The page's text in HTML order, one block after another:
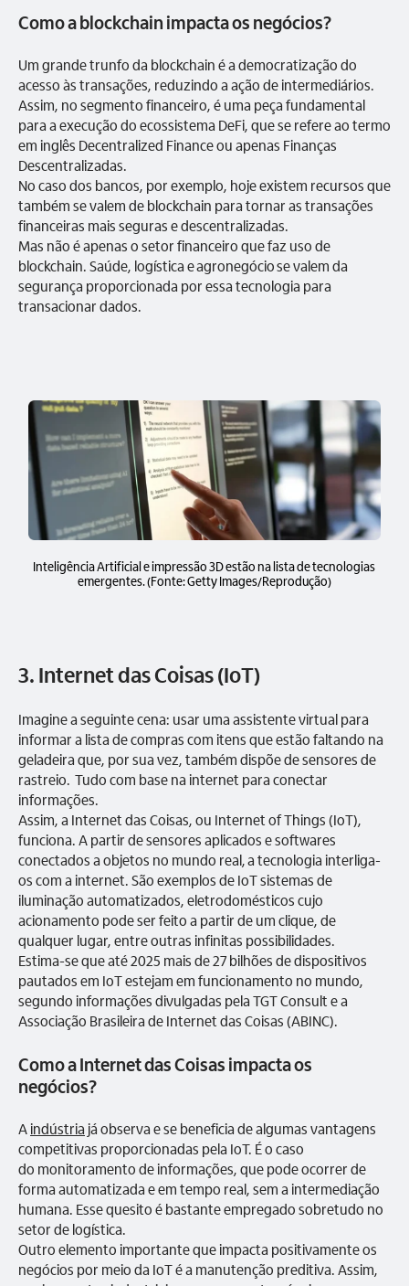
Como a blockchain impacta os negócios?
Um grande trunfo da blockchain é a democratização do
acesso às transações, reduzindo a ação de intermediários.
Assim, no segmento financeiro, é uma peça fundamental
para a execução do ecossistema DeFi, que se refere ao termo
em inglês Decentralized Finance ou apenas Finanças
Descentralizadas.
No caso dos bancos, por exemplo, hoje existem recursos que
também se valem de blockchain para tornar as transações
financeiras mais seguras e descentralizadas.
Mas não é apenas o setor financeiro que faz uso de
blockchain. Saúde, logística e agronegócio se valem da
segurança proporcionada por essa tecnologia para
transacionar dados.
Inteligência Artificial e impressão 3D estão na lista de tecnologias
emergentes. (Fonte: Getty Images/Reprodução)
3. Internet das Coisas (IoT)
Imagine a seguinte cena: usar uma assistente virtual para
informar a lista de compras com itens que estão faltando na
geladeira que, por sua vez, também dispõe de sensores de
rastreio. Tudo com base na internet para conectar
informações.
Assim, a Internet das Coisas, ou Internet of Things (IoT),
funciona. A partir de sensores aplicados e softwares
conectados a objetos no mundo real, a tecnologia interliga-
os com a internet. São exemplos de IoT sistemas de
iluminação automatizados, eletrodomésticos cujo
acionamento pode ser feito a partir de um clique, de
qualquer lugar, entre outras infinitas possibilidades.
Estima-se que até 2025 mais de 27 bilhões de dispositivos
pautados em IoT estejam em funcionamento no mundo,
segundo informações divulgadas pela TGT Consult e a
Associação Brasileira de Internet das Coisas (ABINC).
Como a Internet das Coisas impacta os
negócios?
Aindústria já observa e se beneficia de algumas vantagens
competitivas proporcionadas pela IoT. É o caso
do monitoramento de informações, que pode ocorrer de
forma automatizada e em tempo real, sem a intermediação
humana. Esse quesito é bastante empregado sobretudo no
setor de logística.
Outro elemento importante que impacta positivamente os
negócios por meio da IoT é a manutenção preditiva. Assim,